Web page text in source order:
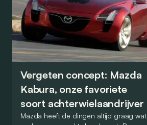
Vergeten concept: Mazda
Kabura, onze favoriete
soort achterwielaandrijver
Mazda heeft de dingen altijd graag wat